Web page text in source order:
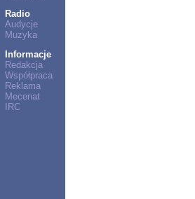
Radio
Audycje
Muzyka
Informacje
Redakcja
Współpraca
Reklama
Mecenat
IRC